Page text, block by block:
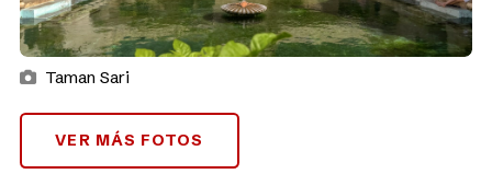
Taman Sari
VER MÁS FOTOS